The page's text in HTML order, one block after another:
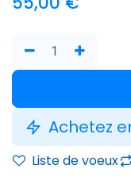
Achetez
Liste de voeux